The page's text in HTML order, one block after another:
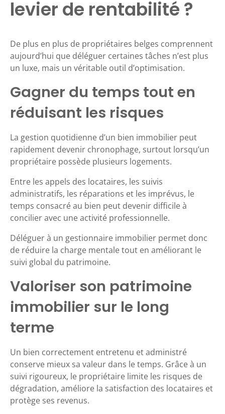
levier de rentabilité ?
De plus en plus de propriétaires belges comprennent
aujourd’hui que déléguer certaines tâches n’est plus
un luxe, mais un véritable outil d’optimisation.
Gagner du temps tout en
réduisant les risques
La gestion quotidienne d’un bien immobilier peut
rapidement devenir chronophage, surtout lorsqu’un
propriétaire possède plusieurs logements.
Entre les appels des locataires, les suivis
administratifs, les réparations et les imprévus, le
temps consacré au bien peut devenir difficile à
concilier avec une activité professionnelle.
Déléguer à un gestionnaire immobilier permet donc
de réduire la charge mentale tout en améliorant le
suivi global du patrimoine.
Valoriser son patrimoine
immobilier sur le long
terme
Un bien correctement entretenu et administré
conserve mieux sa valeur dans le temps. Grâce à un
suivi rigoureux, le propriétaire limite les risques de
dégradation, améliore la satisfaction des locataires et
protège ses revenus.